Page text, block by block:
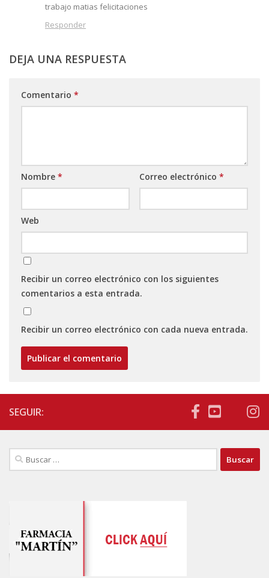
trabajo matias felicitaciones
Responder
DEJA UNA RESPUESTA
Comentario *
Nombre * Correo electrónico *
Web
Recibir un correo electrónico con los siguientes
comentarios a esta entrada.
Recibir un correo electrónico con cada nueva entrada.
SEGUIR:
Buscar: